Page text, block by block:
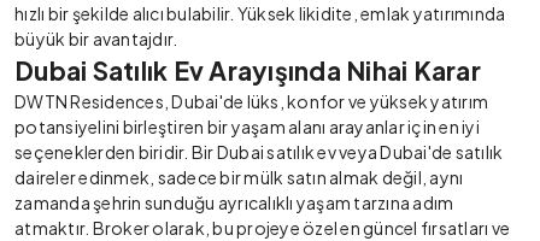
hızlı bir şekilde alıcı bulabilir. Yüksek likidite, emlak yatırımında
büyük bir avantajdır.
Dubai Satılık Ev Arayışında Nihai Karar
DWTN Residences, Dubai'de lüks, konfor ve yüksek yatırım
potansiyelini birleştiren bir yaşam alanı arayanlar için en iyi
seçeneklerden biridir. Bir Dubai satılık ev veya Dubai'de satılık
daireler edinmek, sadece bir mülk satın almak değil, aynı
zamanda şehrin sunduğu ayrıcalıklı yaşam tarzına adım
atmaktır. Broker olarak, bu projeye özel en güncel fırsatları ve